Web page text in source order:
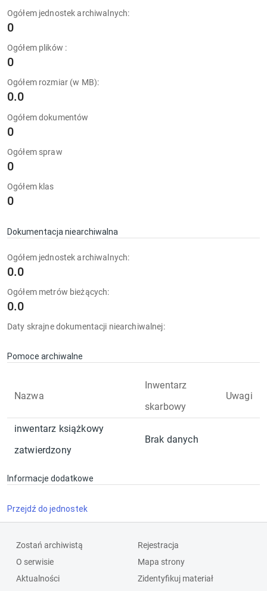
Ogółem jednostek archiwalnych:
0
Ogółem plików :
0
Ogółem rozmiar (w MB):
0.0
Ogółem dokumentów
0
Ogółem spraw
0
Ogółem klas
0
Dokumentacja niearchiwalna
Ogółem jednostek archiwalnych:
0.0
Ogółem metrów bieżących:
0.0
Daty skrajne dokumentacji niearchiwalnej:
Pomoce archiwalne
Nazwa
Inwentarz
skarbowy
Uwagi
inwentarz książkowy
zatwierdzony
Brak danych
Informacje dodatkowe
Przejdź do jednostek
Zostań archiwistą
O serwisie
Aktualności
Rejestracja
Mapa strony
Zidentyfikuj materiał